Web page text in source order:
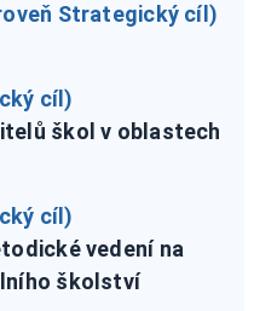
Strategický cíl)
cíl)
škol v oblastech
cíl)
vedení na
školství